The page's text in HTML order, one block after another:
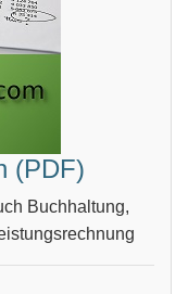
(PDF)
Buchhaltung,